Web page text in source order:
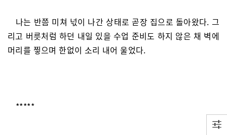
나는 반쯤 미쳐 넋이 나간 상태로 곧장 집으로 돌아왔다. 그
리고 버릇처럼 하던 내일 있을 수업 준비도 하지 않은 채 벽에
머리를 찧으며 한없이 소리 내어 울었다.
*****